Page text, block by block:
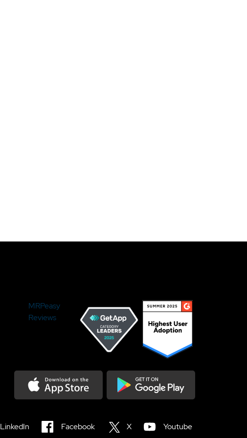
MRPeasy
Reviews
LinkedIn Facebook X Youtube